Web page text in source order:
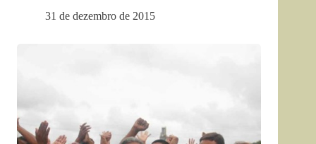
31 de dezembro de 2015